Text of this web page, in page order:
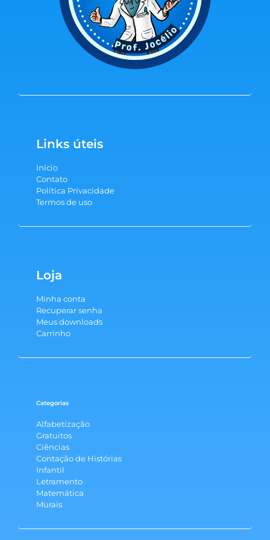
Links úteis
Início
Contato
Política Privacidade
Termos de uso
Loja
Minha conta
Recuperar senha
Meus downloads
Carrinho
Categorias
Alfabetização
Gratuitos
Ciências
Contação de Histórias
Infantil
Letramento
Matemática
Murais